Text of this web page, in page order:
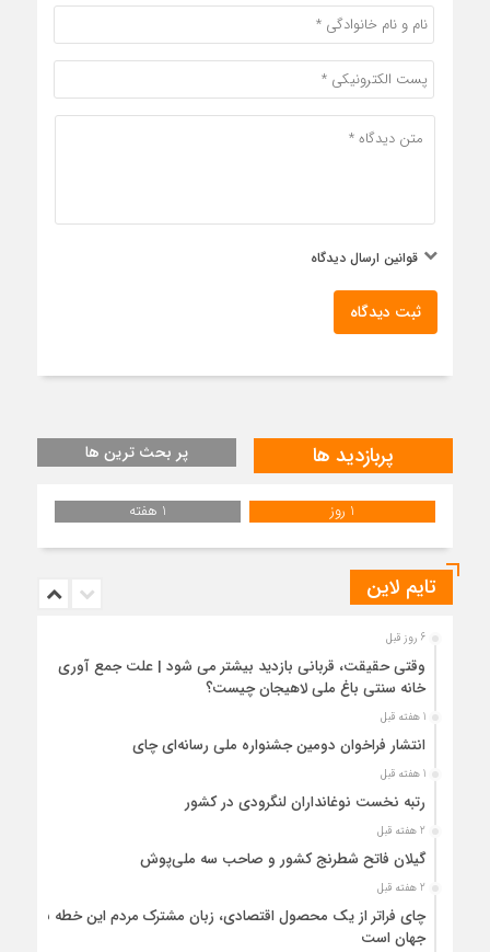
قوانین ارسال دیدگاه
ثبت دیدگاه
پربازدید ها پر بحث ترین ها
1 روز 1 هفته
تایم لاین
6 روز قبل
وقتی حقیقت، قربانی بازدید بیشتر می شود | علت جمع آوری
خانه سنتی باغ ملی لاهیجان چیست؟
1 هفته قبل
انتشار فراخوان دومین جشنواره ملی رسانه‌ای چای
1 هفته قبل
رتبه نخست نوغانداران لنگرودی در کشور
2 هفته قبل
گیلان فاتح شطرنج کشور و صاحب سه ملی‌پوش
2 هفته قبل
چای فراتر از یک محصول اقتصادی، زبان مشترک مردم این خطه با
جهان است